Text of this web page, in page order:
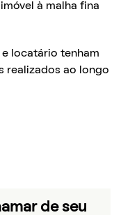
à malha fina
locatário tenham
realizados ao longo
de seu